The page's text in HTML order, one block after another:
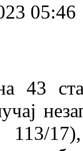
05:46
43